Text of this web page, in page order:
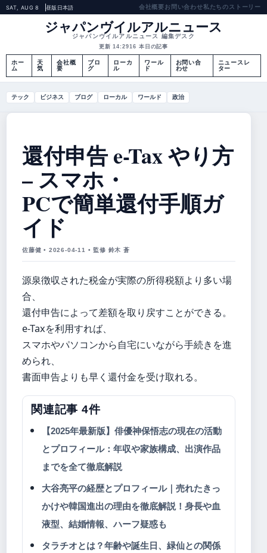
SAT, AUG 8 昼版 日本語 会社概要お問い合わせ私たちのストーリー
ジャパンヴイルアルニュース
ジャパンヴイルアルニュース 編集デスク
更新 14:2916 本日の記事
ホー
ム
天
気
会社概
要
ブロ
グ
ローカ
ル
ワール
ド
お問い合
わせ
ニュースレ
ター
テック ビジネス ブログ ローカル ワールド 政治
還付申告 e-Tax やり方
– スマホ・
PCで簡単還付手順ガ
イド
佐藤健 • 2026-04-11 • 監修 鈴木 蒼
源泉徴収された税金が実際の所得税額より多い場
合、
還付申告によって差額を取り戻すことができる。
e-Taxを利用すれば、
スマホやパソコンから自宅にいながら手続きを進
められ、
書面申告よりも早く還付金を受け取れる。
関連記事 4件
【2025年最新版】俳優神保悟志の現在の活動
とプロフィール：年収や家族構成、出演作品
までを全て徹底解説
大谷亮平の経歴とプロフィール｜売れたきっ
かけや韓国進出の理由を徹底解説！身長や血
液型、結婚情報、ハーフ疑惑も
タラチオとは？年齢や誕生日、緑仙との関係